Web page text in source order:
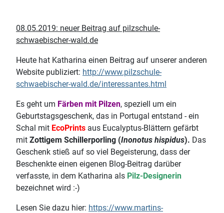
08.05.2019: neuer Beitrag auf pilzschule-
schwaebischer-wald.de
Heute hat Katharina einen Beitrag auf unserer anderen
Website publiziert: http://www.pilzschule-
schwaebischer-wald.de/interessantes.html
Es geht um Färben mit Pilzen, speziell um ein
Geburtstagsgeschenk, das in Portugal entstand - ein
Schal mit EcoPrints aus Eucalyptus-Blättern gefärbt
mit Zottigem Schillerporling (Inonotus hispidus). Das
Geschenk stieß auf so viel Begeisterung, dass der
Beschenkte einen eigenen Blog-Beitrag darüber
verfasste, in dem Katharina als Pilz-Designerin
bezeichnet wird :-)
Lesen Sie dazu hier: https://www.martins-